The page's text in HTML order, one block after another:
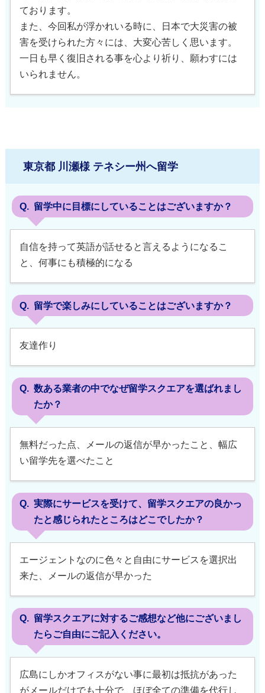
ております。
また、今回私が浮かれいる時に、日本で大災害の被
害を受けられた方々には、大変心苦しく思います。
一日も早く復旧される事を心より祈り、願わすには
いられません。
東京都 川瀬様 テネシー州へ留学
留学中に目標にしていることはございますか？
自信を持って英語が話せると言えるようになるこ
と、何事にも積極的になる
留学で楽しみにしていることはございますか？
友達作り
数ある業者の中でなぜ留学スクエアを選ばれまし
たか？
無料だった点、メールの返信が早かったこと、幅広
い留学先を選べたこと
実際にサービスを受けて、留学スクエアの良かっ
たと感じられたところはどこでしたか？
エージェントなのに色々と自由にサービスを選択出
来た、メールの返信が早かった
留学スクエアに対するご感想など他にございまし
たらご自由にご記入ください。
広島にしかオフィスがない事に最初は抵抗があった
がメールだけでも十分で、ほぼ全ての準備を代行し